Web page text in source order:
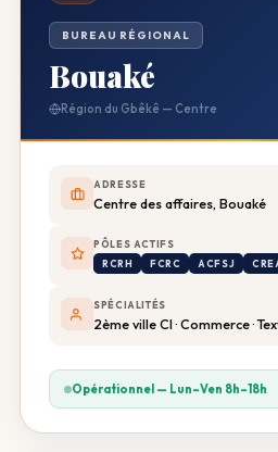
BUREAU RÉGIONAL
Bouaké
Région du Gbêkê — Centre
ADRESSE
Centre des affaires, Bouaké
PÔLES ACTIFS
RCRH
FCRC ACFSJ
SPÉCIALITÉS
2ème ville CI · Commerce ·
Opérationnel — Lun–Ven 8h–18h